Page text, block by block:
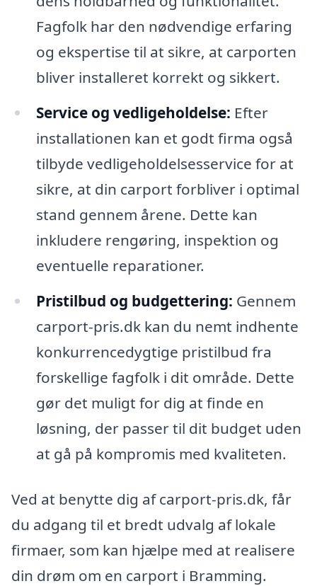
Fagfolk har den nødvendige erfaring
og ekspertise til at sikre, at carporten
bliver installeret korrekt og sikkert.
Service og vedligeholdelse: Efter
installationen kan et godt firma også
tilbyde vedligeholdelsesservice for at
sikre, at din carport forbliver i optimal
stand gennem årene. Dette kan
inkludere rengøring, inspektion og
eventuelle reparationer.
Pristilbud og budgettering: Gennem
carport-pris.dk kan du nemt indhente
konkurrencedygtige pristilbud fra
forskellige fagfolk i dit område. Dette
gør det muligt for dig at finde en
løsning, der passer til dit budget uden
at gå på kompromis med kvaliteten.
Ved at benytte dig af carport-pris.dk, får
du adgang til et bredt udvalg af lokale
firmaer, som kan hjælpe med at realisere
din drøm om en carport i Bramming.